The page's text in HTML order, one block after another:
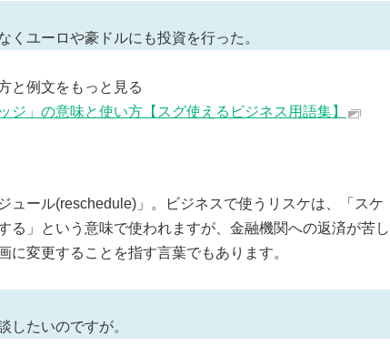
くユーロや豪ドルにも投資を行った。
と例文をもっと見る
ジ」の意味と使い方【スグ使えるビジネス用語集】
ュール(reschedule)」。ビジネスで使うリスケは、「スケ
る」という意味で使われますが、金融機関への返済が苦し
に変更することを指す言葉でもあります。
したいのですが。